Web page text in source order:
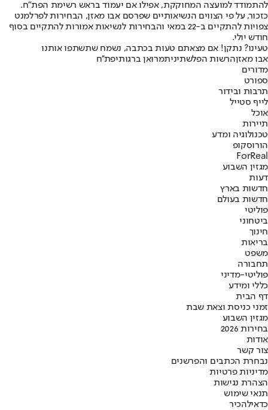
להתמודד למועצה המחוקקת, אפילו אם יעמוד בראש רשימת הפת"ח.
כזכור, על פי הצווים הנשיאותיים שפרסם אבו מאזן, הבחירות לפרלמנט
צפויות להתקיים ב-22 במאי והבחירות לנשיאות אמורות להתקיים בסוף
חודש יולי.
טעינו? נתקן! אם מצאתם טעות בכתבה, נשמח שתשתפו אותנו
אבו מאזןהרשות הפלשתיניתמרואן ברגותיפת''ח
מדורים
ספורט
תרבות ובידור
לייף סטייל
אוכל
תיירות
טכנולוגיה ומדע
הורוסקופ
ForReal
מגזין השבוע
דעות
חדשות בארץ
חדשות בעולם
פוליטי
ביטחוני
חינוך
בריאות
משפט
תחבורה
פוליטי-מדיני
כללי ומידע
דף הבית
זמני כניסת וצאת שבת
מגזין השבוע
בחירות 2026
אודות
צור קשר
נבחרת הכתבים והפרשנים
מדיניות פרטיות
הצהרת נגישות
תנאי שימוש
כדאילהכיר